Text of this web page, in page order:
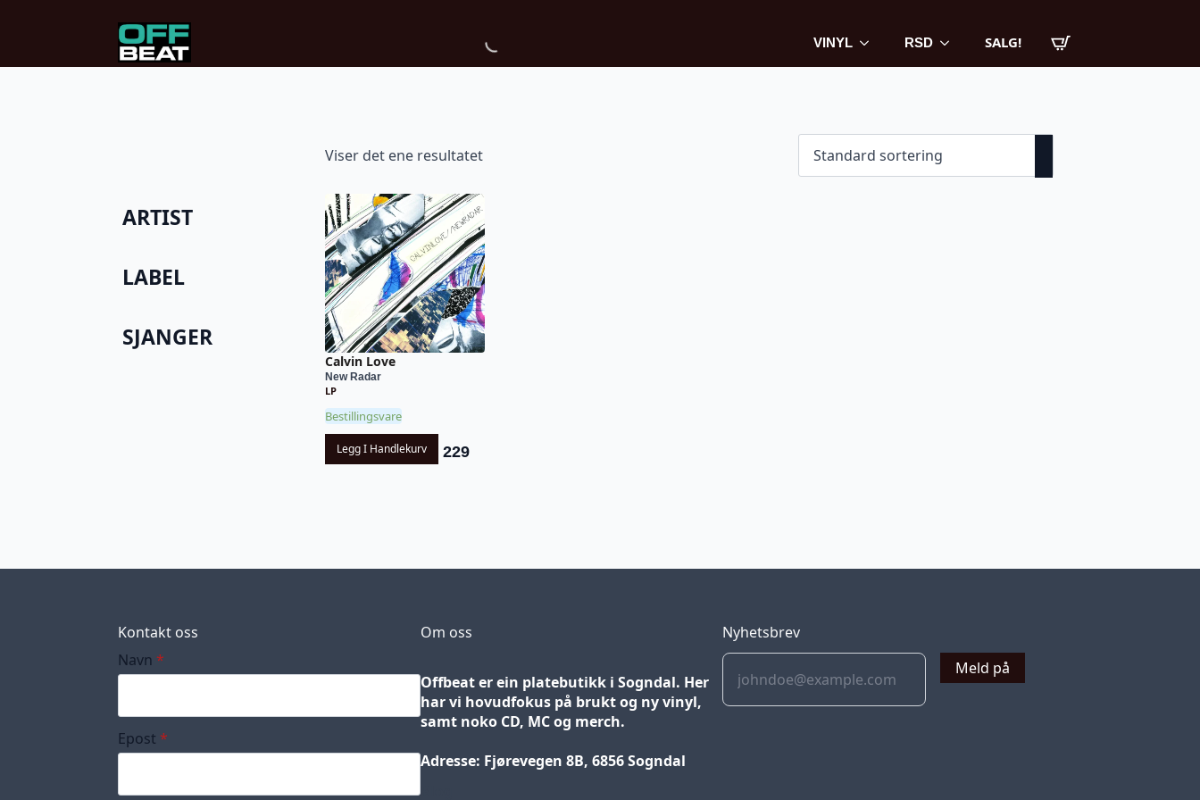
VINYL RSD SALG!
ARTIST
LABEL
SJANGER
Viser det ene resultatet
Calvin Love
New Radar
LP
Bestillingsvare
Legg I Handlekurv 229
Kontakt oss
Navn *
Epost *
Om oss
Offbeat er ein platebutikk i Sogndal. Her
har vi hovudfokus på brukt og ny vinyl,
samt noko CD, MC og merch.
Adresse: Fjørevegen 8B, 6856 Sogndal
Blog
Nyhetsbrev
Meld på